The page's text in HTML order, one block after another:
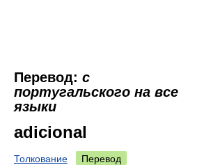
Перевод: с
португальского на все
языки
adicional
Толкование Перевод